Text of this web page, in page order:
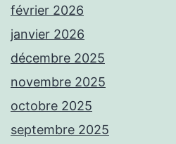
février 2026
janvier 2026
décembre 2025
novembre 2025
octobre 2025
septembre 2025